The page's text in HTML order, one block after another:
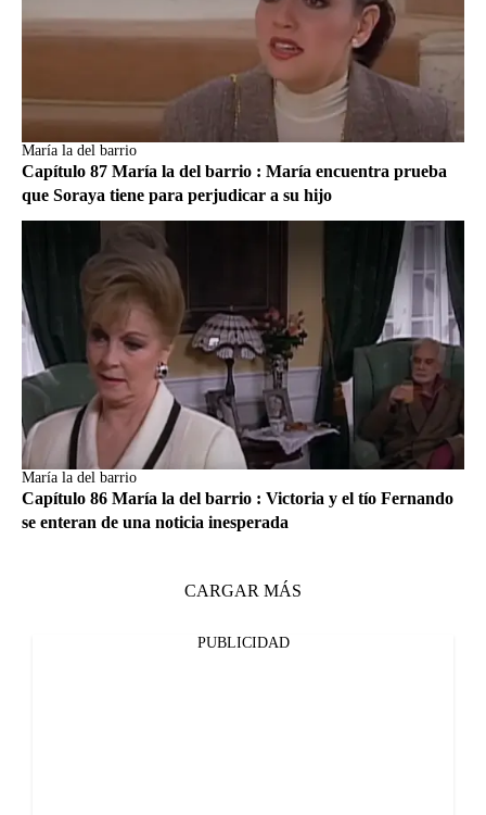
María la del barrio
Capítulo 87 María la del barrio : María encuentra prueba
que Soraya tiene para perjudicar a su hijo
María la del barrio
Capítulo 86 María la del barrio : Victoria y el tío Fernando
se enteran de una noticia inesperada
CARGAR MÁS
PUBLICIDAD